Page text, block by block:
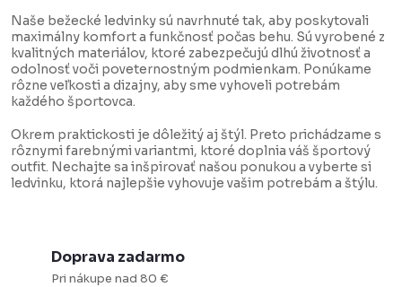
v
l
á
d
a
c
i
e
Naše bežecké ledvinky sú navrhnuté tak, aby poskytovali
maximálny komfort a funkčnosť počas behu. Sú vyrobené z
kvalitných materiálov, ktoré zabezpečujú dlhú životnosť a
odolnosť voči poveternostným podmienkam. Ponúkame
rôzne veľkosti a dizajny, aby sme vyhoveli potrebám
každého športovca.
Okrem praktickosti je dôležitý aj štýl. Preto prichádzame s
rôznymi farebnými variantmi, ktoré doplnia váš športový
outfit. Nechajte sa inšpirovať našou ponukou a vyberte si
ledvinku, ktorá najlepšie vyhovuje vašim potrebám a štýlu.
Doprava zadarmo
Pri nákupe nad 80 €